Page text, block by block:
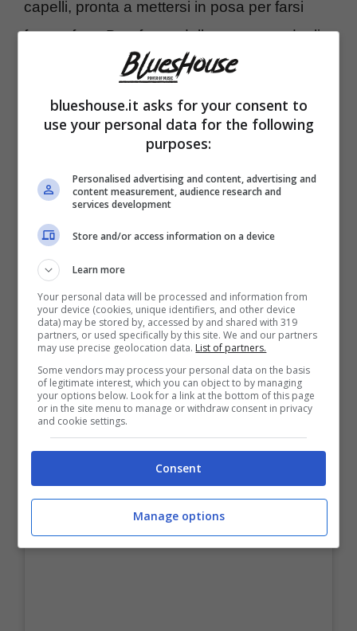
capelli, pronta a mettersi in posa per farsi
fotografare. Due facce della stessa medaglia
“La noia, fuori oraaa 🌶️🤍 #lanoia
ha scritto su Instagram.
Angelina strega l’Ariston e tutta Italia
blueshouse.it asks for your consent to
use your personal data for the following
purposes:
Personalised advertising and content, advertising and
content measurement, audience research and
services development
Store and/or access information on a device
Learn more
Your personal data will be processed and information from
your device (cookies, unique identifiers, and other device
data) may be stored by, accessed by and shared with 319
partners, or used specifically by this site. We and our partners
may use precise geolocation data. List of partners.
Some vendors may process your personal data on the basis
of legitimate interest, which you can object to by managing
your options below. Look for a link at the bottom of this page
or in the site menu to manage or withdraw consent in privacy
and cookie settings.
Consent
Manage options